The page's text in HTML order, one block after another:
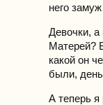
него
Девочки, а
Матерей?
какой он
были,
А теперь я